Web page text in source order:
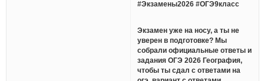
#Экзамены2026 #ОГЭ9класс
Экзамен уже на носу, а ты не
уверен в подготовке? Мы
собрали официальные ответы и
задания ОГЭ 2026 География,
чтобы ты сдал с ответами на